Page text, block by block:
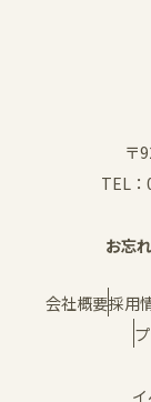
アクセス・
スタッフ募
百番街くら
〒
TEL
お忘
会社概要採用